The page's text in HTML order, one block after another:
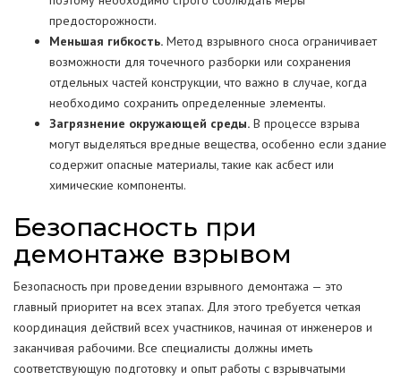
предосторожности.
Меньшая гибкость. Метод взрывного сноса ограничивает
возможности для точечного разборки или сохранения
отдельных частей конструкции, что важно в случае, когда
необходимо сохранить определенные элементы.
Загрязнение окружающей среды. В процессе взрыва
могут выделяться вредные вещества, особенно если здание
содержит опасные материалы, такие как асбест или
химические компоненты.
Безопасность при
демонтаже взрывом
Безопасность при проведении взрывного демонтажа — это
главный приоритет на всех этапах. Для этого требуется четкая
координация действий всех участников, начиная от инженеров и
заканчивая рабочими. Все специалисты должны иметь
соответствующую подготовку и опыт работы с взрывчатыми